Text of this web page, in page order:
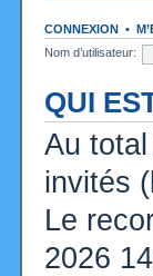
CONNEXION •
Nom d’utilisateur:
QUI
Au
invités
Le
2026